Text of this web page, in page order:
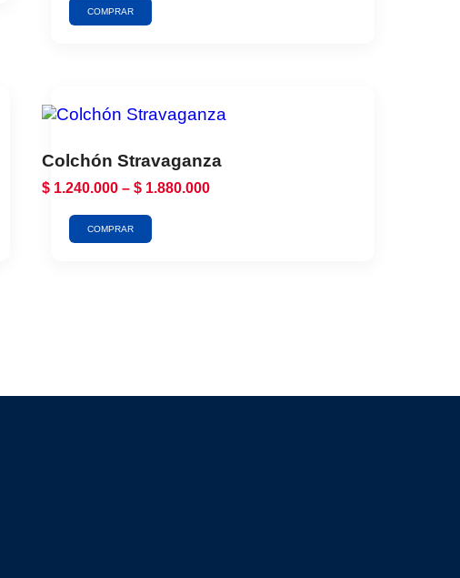
COMPRAR
Colchón Stravaganza
$1.240.000– $1.880.000
COMPRAR